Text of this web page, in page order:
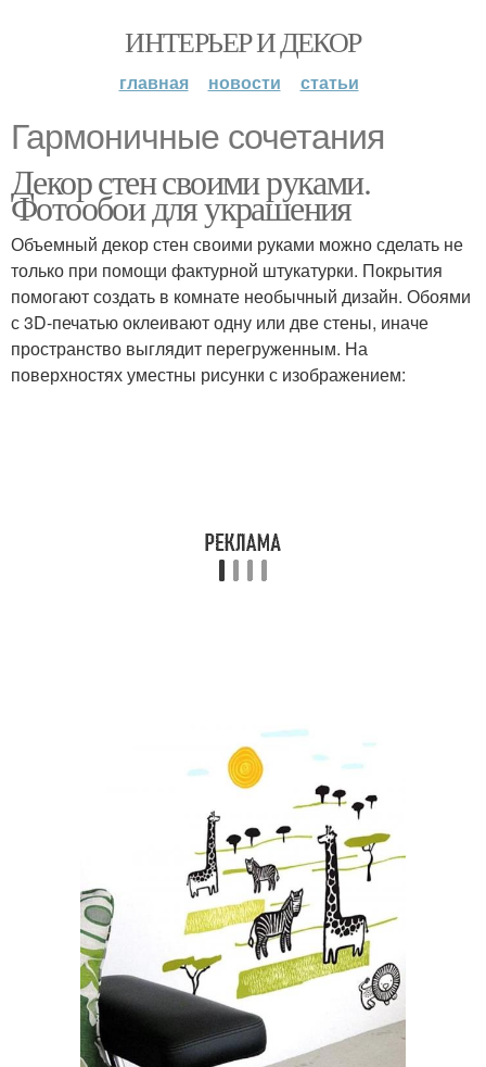
ИНТЕРЬЕР И ДЕКОР
главная новости статьи
Гармоничные сочетания
Декор стен своими руками.
Фотообои для украшения
Объемный декор стен своими руками можно сделать не
только при помощи фактурной штукатурки. Покрытия
помогают создать в комнате необычный дизайн. Обоями
с 3D-печатью оклеивают одну или две стены, иначе
пространство выглядит перегруженным. На
поверхностях уместны рисунки с изображением: